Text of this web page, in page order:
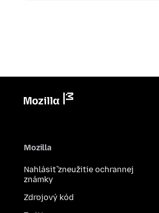
Mozilla
Nahlásiť zneužitie ochrannej
známky
Zdrojový kód